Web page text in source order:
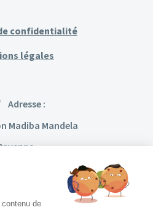
confidentialité
légales
Adresse :
Madiba Mandela
de